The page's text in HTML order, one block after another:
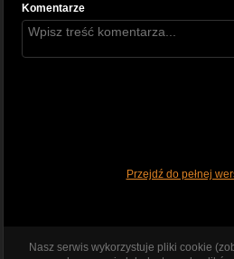
Komentarze
Przejdź do pełnej
Nasz serwis wykorzystuje pliki cookie